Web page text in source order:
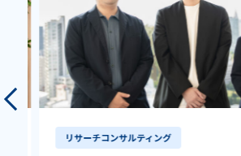
リサーチコンサルティング